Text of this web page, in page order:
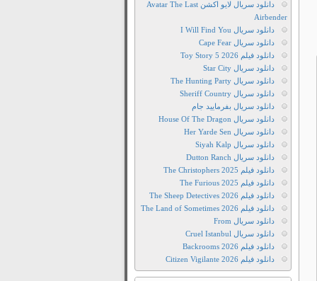
Grace
دانلود
Grace
دانلود
تمامی
فصل‌های
سریال
Grace
دانلود
دوبله
فارسی
سریال
Grace
دانلود
رایگان
سریال
Grace
دانلود سریال لایو اکشن Avatar The Last
Airbender
دانلود سریال I Will Find You
دانلود سریال Cape Fear
دانلود فیلم Toy Story 5 2026
دانلود سریال Star City
دانلود سریال The Hunting Party
دانلود سریال Sheriff Country
دانلود سریال بفرمایید جام
دانلود سریال House Of The Dragon
دانلود سریال Her Yarde Sen
دانلود سریال Siyah Kalp
دانلود سریال Dutton Ranch
دانلود فیلم The Christophers 2025
دانلود فیلم The Furious 2025
دانلود فیلم The Sheep Detectives 2026
دانلود فیلم The Land of Sometimes 2026
دانلود سریال From
دانلود سریال Cruel Istanbul
دانلود فیلم Backrooms 2026
دانلود فیلم Citizen Vigilante 2026